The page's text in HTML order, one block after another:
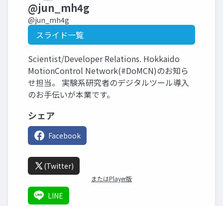
@jun_mh4g
@jun_mh4g
スライド一覧
Scientist/Developer Relations. Hokkaido
MotionControl Network(#DoMCN)のお知ら
せ担当。 実験系研究者のデジタルツール導入
のお手伝いが本業です。
シェア
Facebook
(Twitter)
またはPlayer版
LINE